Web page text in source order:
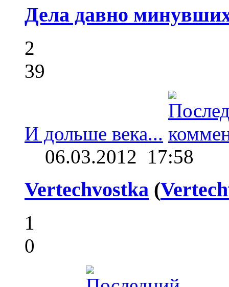
Дела давно
2
39
И дольше века...
06.03.2012 17:58
Vertechvostka (
1
0